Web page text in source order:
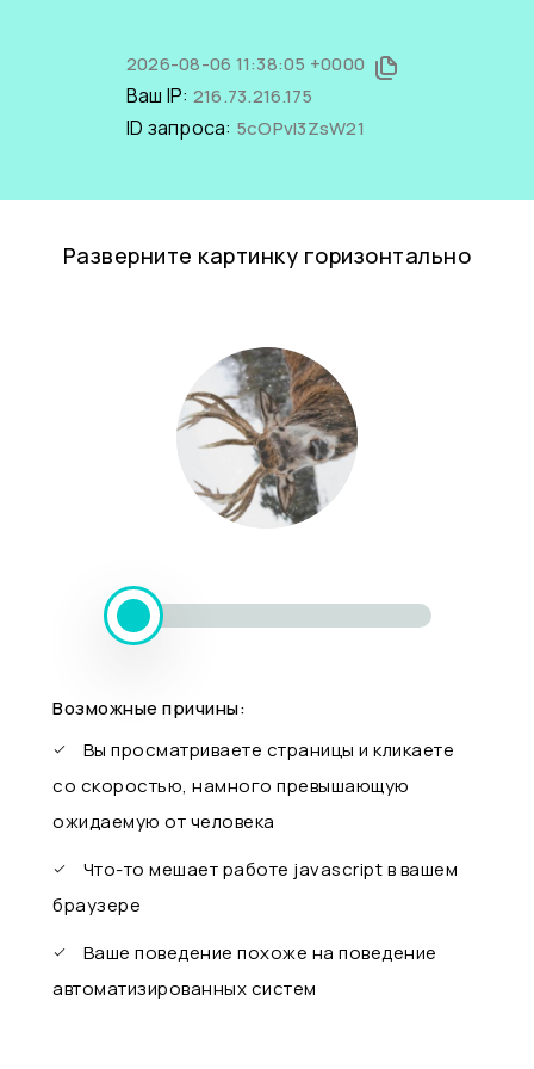
2026-08-06 11:38:05 +0000
Ваш IP: 216.73.216.175
ID запроса: 5cOPvI3ZsW21
Разверните картинку горизонтально
Возможные причины:
Вы просматриваете страницы и кликаете
со скоростью, намного превышающую
ожидаемую от человека
Что-то мешает работе javascript в вашем
браузере
Ваше поведение похоже на поведение
автоматизированных систем